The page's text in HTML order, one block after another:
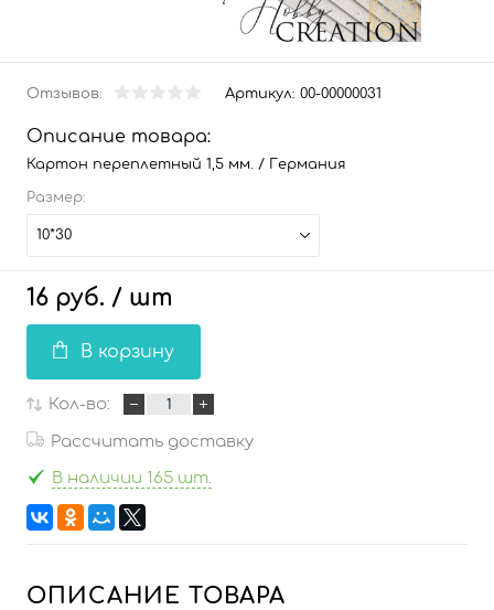
Отзывов: Артикул: 00-00000031
Описание товара:
Картон переплетный 1,5 мм. / Германия
Размер:
10*30
16 руб. / шт
В корзину
Кол-во:
Рассчитать доставку
В наличии 165 шт.
ОПИСАНИЕ ТОВАРА